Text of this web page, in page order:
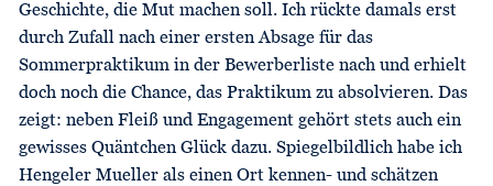
Geschichte, die Mut machen soll. Ich rückte damals erst
durch Zufall nach einer ersten Absage für das
Sommerpraktikum in der Bewerberliste nach und erhielt
doch noch die Chance, das Praktikum zu absolvieren. Das
zeigt: neben Fleiß und Engagement gehört stets auch ein
gewisses Quäntchen Glück dazu. Spiegelbildlich habe ich
Hengeler Mueller als einen Ort kennen- und schätzen